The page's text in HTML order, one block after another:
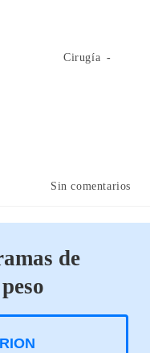
Cirugía
Sin comentarios
de